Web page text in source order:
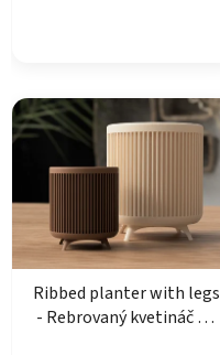
Ribbed planter with legs
- Rebrovaný kvetináč na